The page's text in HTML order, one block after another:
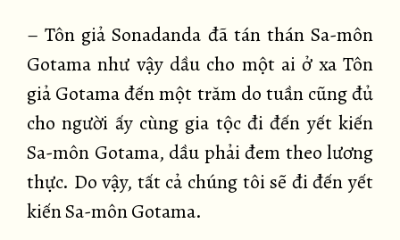
– Tôn giả Sonadanda đã tán thán Sa-môn
Gotama như vậy dầu cho một ai ở xa Tôn
giả Gotama đến một trăm do tuần cũng đủ
cho người ấy cùng gia tộc đi đến yết kiến
Sa-môn Gotama, dầu phải đem theo lương
thực. Do vậy, tất cả chúng tôi sẽ đi đến yết
kiến Sa-môn Gotama.